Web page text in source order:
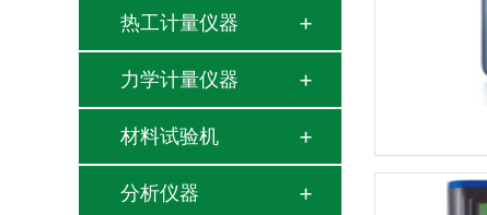
热工计量仪器
力学计量仪器
材料试验机
分析仪器